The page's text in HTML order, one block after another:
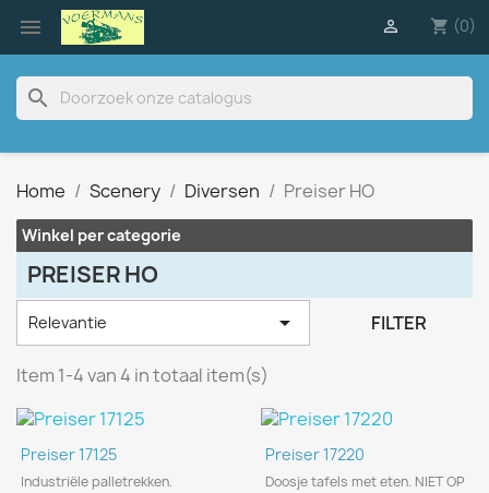
 shopping_cart (0)

search
Home Scenery Diversen Preiser HO
Winkel per categorie
PREISER HO
Relevantie  FILTER
Item 1-4 van 4 in totaal item(s)
Preiser 17125
Industriële palletrekken.
Preiser 17220
Doosje tafels met eten. NIET OP